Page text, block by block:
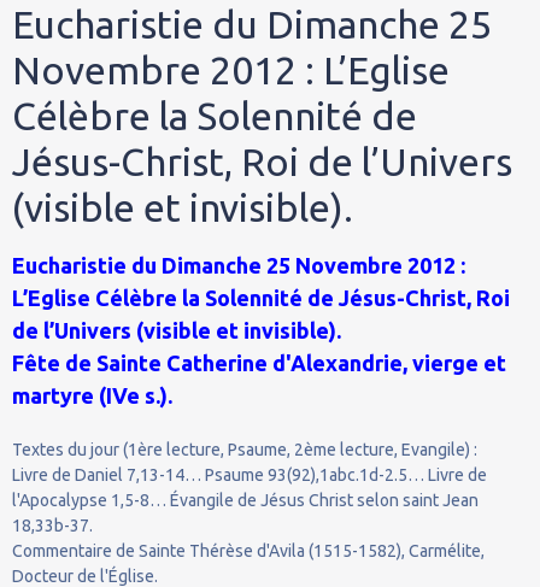
Eucharistie du Dimanche 25
Novembre 2012 : L’Eglise
Célèbre la Solennité de
Jésus-Christ, Roi de l’Univers
(visible et invisible).
Eucharistie du Dimanche 25 Novembre 2012 :
L’Eglise Célèbre la Solennité de Jésus-Christ, Roi
de l’Univers (visible et invisible).
Fête de Sainte Catherine d'Alexandrie, vierge et
martyre (IVe s.).
Textes du jour (1ère lecture, Psaume, 2ème lecture, Evangile) :
Livre de Daniel 7,13-14… Psaume 93(92),1abc.1d-2.5… Livre de
l'Apocalypse 1,5-8… Évangile de Jésus Christ selon saint Jean
18,33b-37.
Commentaire de Sainte Thérèse d'Avila (1515-1582), Carmélite,
Docteur de l'Église.